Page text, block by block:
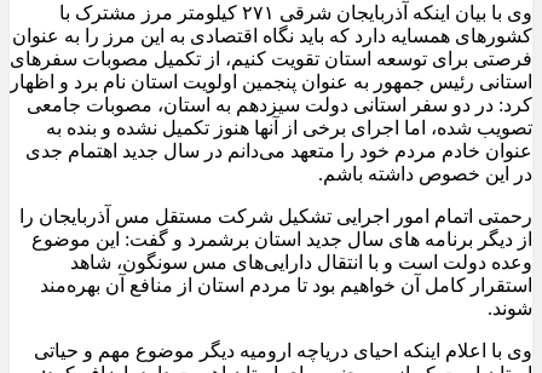
وی با بیان اینکه آذربایجان شرقی ۲۷۱ کیلومتر مرز مشترک با
کشورهای همسایه دارد که باید نگاه اقتصادی به این مرز را به عنوان
فرصتی برای توسعه استان تقویت کنیم، از تکمیل مصوبات سفرهای
استانی رئیس جمهور به عنوان پنجمین اولویت استان نام برد و اظهار
کرد: در دو سفر استانی دولت سیزدهم به استان، مصوبات جامعی
تصویب شده، اما اجرای برخی از آنها هنوز تکمیل نشده و بنده به
عنوان خادم مردم خود را متعهد می‌دانم در سال جدید اهتمام جدی
در این خصوص داشته باشم.
رحمتی اتمام امور اجرایی تشکیل شرکت مستقل مس آذربایجان را
از دیگر برنامه های سال جدید استان برشمرد و گفت: این موضوع
وعده دولت است و با انتقال دارایی‌های مس سونگون، شاهد
استقرار کامل آن خواهیم بود تا مردم استان از منافع آن بهره‌مند
شوند.
وی با اعلام اینکه احیای دریاچه ارومیه دیگر موضوع مهم و حیاتی